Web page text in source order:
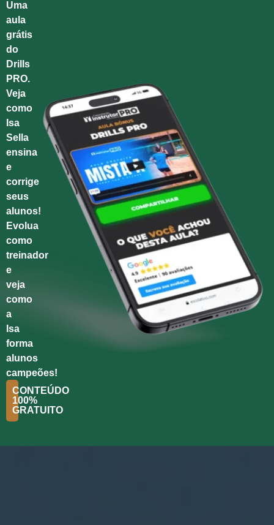
Uma
aula
grátis
do
Drills
PRO.
Veja
como
Isa
Sella
ensina
e
corrige
seus
alunos!
Evolua
como
treinador
e
veja
como
a
Isa
forma
alunos
campeões!
CONTEÚDO
100%
GRATUITO